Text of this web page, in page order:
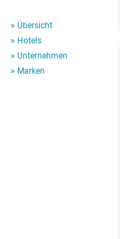
Übersicht
Hotels
Unternehmen
Marken